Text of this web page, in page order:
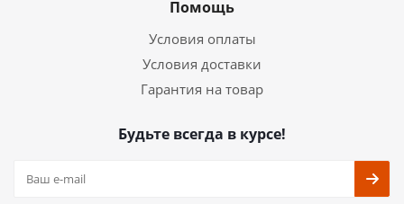
Помощь
Условия оплаты
Условия доставки
Гарантия на товар
Будьте всегда в курсе!